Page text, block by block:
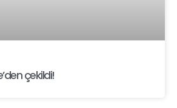
çekildi!